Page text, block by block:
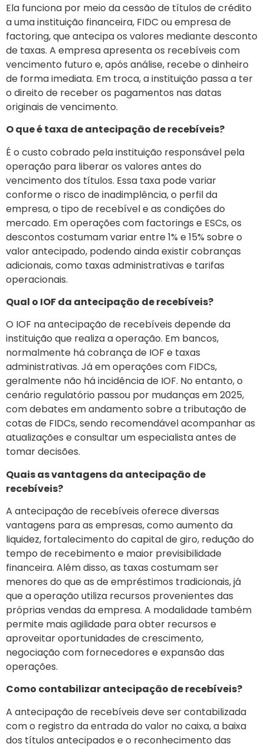
Ela funciona por meio da cessão de títulos de crédito
a uma instituição financeira, FIDC ou empresa de
factoring, que antecipa os valores mediante desconto
de taxas. A empresa apresenta os recebíveis com
vencimento futuro e, após análise, recebe o dinheiro
de forma imediata. Em troca, a instituição passa a ter
o direito de receber os pagamentos nas datas
originais de vencimento.
O que é taxa de antecipação de recebíveis?
É o custo cobrado pela instituição responsável pela
operação para liberar os valores antes do
vencimento dos títulos. Essa taxa pode variar
conforme o risco de inadimplência, o perfil da
empresa, o tipo de recebível e as condições do
mercado. Em operações com factorings e ESCs, os
descontos costumam variar entre 1% e 15% sobre o
valor antecipado, podendo ainda existir cobranças
adicionais, como taxas administrativas e tarifas
operacionais.
Qual o IOF da antecipação de recebíveis?
O IOF na antecipação de recebíveis depende da
instituição que realiza a operação. Em bancos,
normalmente há cobrança de IOF e taxas
administrativas. Já em operações com FIDCs,
geralmente não há incidência de IOF. No entanto, o
cenário regulatório passou por mudanças em 2025,
com debates em andamento sobre a tributação de
cotas de FIDCs, sendo recomendável acompanhar as
atualizações e consultar um especialista antes de
tomar decisões.
Quais as vantagens da antecipação de
recebíveis?
A antecipação de recebíveis oferece diversas
vantagens para as empresas, como aumento da
liquidez, fortalecimento do capital de giro, redução do
tempo de recebimento e maior previsibilidade
financeira. Além disso, as taxas costumam ser
menores do que as de empréstimos tradicionais, já
que a operação utiliza recursos provenientes das
próprias vendas da empresa. A modalidade também
permite mais agilidade para obter recursos e
aproveitar oportunidades de crescimento,
negociação com fornecedores e expansão das
operações.
Como contabilizar antecipação de recebíveis?
A antecipação de recebíveis deve ser contabilizada
com o registro da entrada do valor no caixa, a baixa
dos títulos antecipados e o reconhecimento das